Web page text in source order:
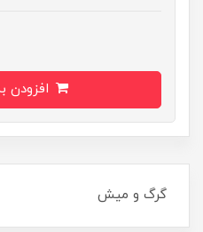
گرگ و ميش